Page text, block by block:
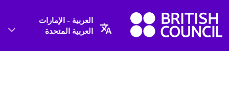
العربية - الإمارات
العربية المتحدة